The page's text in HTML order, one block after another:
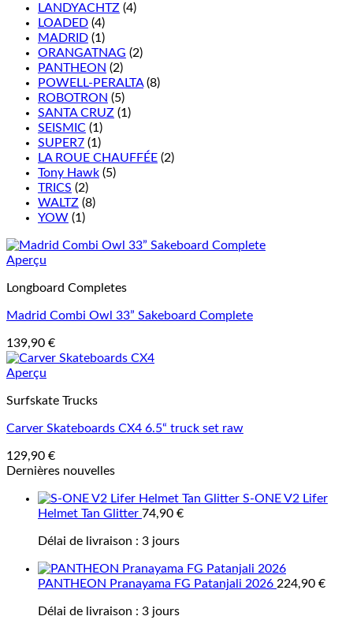
LANDYACHTZ (4)
LOADED (4)
MADRID (1)
ORANGATNAG (2)
PANTHEON (2)
POWELL-PERALTA (8)
ROBOTRON (5)
SANTA CRUZ (1)
SEISMIC (1)
SUPER7 (1)
LA ROUE CHAUFFÉE (2)
Tony Hawk (5)
TRICS (2)
WALTZ (8)
YOW (1)
Aperçu
Longboard Completes
Madrid Combi Owl 33” Sakeboard Complete
139,90 €
Aperçu
Surfskate Trucks
Carver Skateboards CX4 6.5“ truck set raw
129,90 €
Dernières nouvelles
S-ONE V2 Lifer
Helmet Tan Glitter 74,90 €
Délai de livraison : 3 jours
PANTHEON Pranayama FG Patanjali 2026 224,90 €
Délai de livraison : 3 jours